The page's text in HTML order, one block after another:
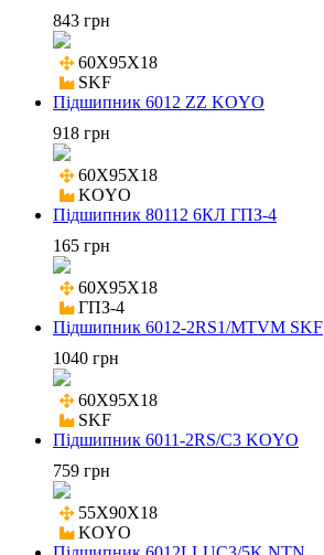
843 грн
60X95X18
SKF
Підшипник 6012 ZZ KOYO
918 грн
60X95X18
KOYO
Підшипник 80112 6КЛ ГПЗ-4
165 грн
60X95X18
ГПЗ-4
Підшипник 6012-2RS1/MTVM SKF
1040 грн
60X95X18
SKF
Підшипник 6011-2RS/C3 KOYO
759 грн
55X90X18
KOYO